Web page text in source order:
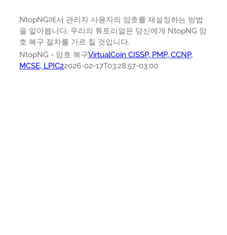
NtopNG에서 관리자 사용자의 암호를 재설정하는 방법
을 알아봅니다. 우리의 튜토리얼은 당신에게 NtopNG 암
호 복구 절차를 가르 칠 것입니다.
NtopNG - 암호 복구VirtualCoin CISSP, PMP, CCNP,
MCSE, LPIC22026-02-17T03:28:57-03:00